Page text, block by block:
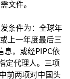
文件。
条件为：全球年
上一年度最后三
息，或经PIPC依
定代理人。三项
前两项对中国头